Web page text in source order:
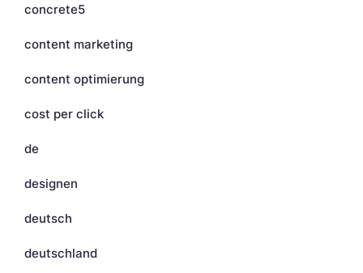
concrete5
content marketing
content optimierung
cost per click
de
designen
deutsch
deutschland